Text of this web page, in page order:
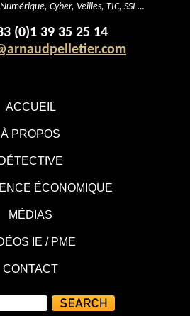
ACCUEIL
À PROPOS
DÉTECTIVE
ÉCONOMIQUE
MÉDIAS
IE / PME
CONTACT
Cyber, Veilles, TIC, SSI …
(0)1 39 35 25 14